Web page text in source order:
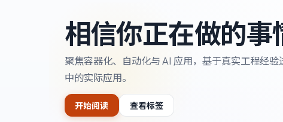
相信你正在做的事
聚焦容器化、自动化与 AI 应用，基于真实工程经
中的实际应用。
开始阅读 查看标签